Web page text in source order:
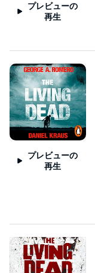
プレビューの
再生
プレビューの
再生